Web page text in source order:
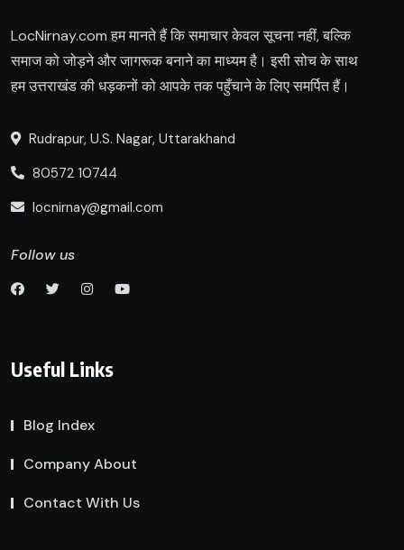
LocNirnay.com हम मानते हैं कि समाचार केवल सूचना नहीं, बल्कि
समाज को जोड़ने और जागरूक बनाने का माध्यम है। इसी सोच के साथ
हम उत्तराखंड की धड़कनों को आपके तक पहुँचाने के लिए समर्पित हैं।
Rudrapur, U.S. Nagar, Uttarakhand
80572 10744
locnirnay@gmail.com
Follow us
Useful Links
Blog Index
Company About
Contact With Us